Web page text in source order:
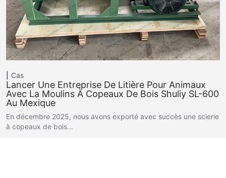
Cas
Lancer Une Entreprise De Litière Pour Animaux
Avec La Moulins À Copeaux De Bois Shuliy SL-600
Au Mexique
En décembre 2025, nous avons exporté avec succès une scierie
à copeaux de bois…